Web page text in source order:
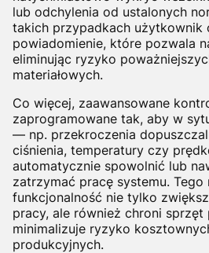
lub odchylenia od ustalonych
takich przypadkach użytkownik
powiadomienie, które pozwala
eliminując ryzyko
materiałowych.
Co więcej, zaawansowane
zaprogramowane tak, aby w
— np. przekroczenia
ciśnienia, temperatury czy
automatycznie spowolnić lub
zatrzymać pracę systemu. Tego
funkcjonalność nie tylko
pracy, ale również chroni
minimalizuje ryzyko
produkcyjnych.